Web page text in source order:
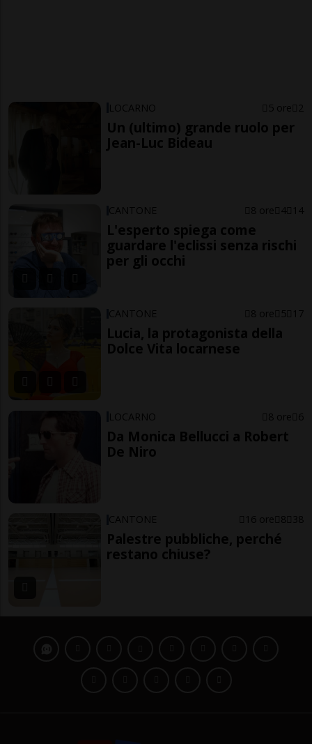
LOCARNO 5 ore 2
Un (ultimo) grande ruolo per
Jean-Luc Bideau
CANTONE 8 ore 4 14
L'esperto spiega come
guardare l'eclissi senza rischi
per gli occhi
CANTONE 8 ore 5 17
Lucia, la protagonista della
Dolce Vita locarnese
LOCARNO 8 ore 6
Da Monica Bellucci a Robert
De Niro
CANTONE 16 ore 8 38
Palestre pubbliche, perché
restano chiuse?